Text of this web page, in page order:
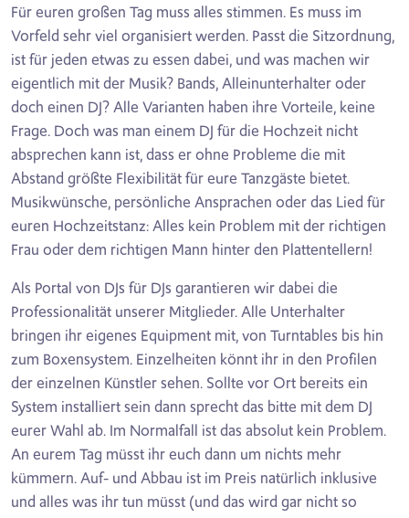
Für euren großen Tag muss alles stimmen. Es muss im
Vorfeld sehr viel organisiert werden. Passt die Sitzordnung,
ist für jeden etwas zu essen dabei, und was machen wir
eigentlich mit der Musik? Bands, Alleinunterhalter oder
doch einen DJ? Alle Varianten haben ihre Vorteile, keine
Frage. Doch was man einem DJ für die Hochzeit nicht
absprechen kann ist, dass er ohne Probleme die mit
Abstand größte Flexibilität für eure Tanzgäste bietet.
Musikwünsche, persönliche Ansprachen oder das Lied für
euren Hochzeitstanz: Alles kein Problem mit der richtigen
Frau oder dem richtigen Mann hinter den Plattentellern!
Als Portal von DJs für DJs garantieren wir dabei die
Professionalität unserer Mitglieder. Alle Unterhalter
bringen ihr eigenes Equipment mit, von Turntables bis hin
zum Boxensystem. Einzelheiten könnt ihr in den Profilen
der einzelnen Künstler sehen. Sollte vor Ort bereits ein
System installiert sein dann sprecht das bitte mit dem DJ
eurer Wahl ab. Im Normalfall ist das absolut kein Problem.
An eurem Tag müsst ihr euch dann um nichts mehr
kümmern. Auf- und Abbau ist im Preis natürlich inklusive
und alles was ihr tun müsst (und das wird gar nicht so